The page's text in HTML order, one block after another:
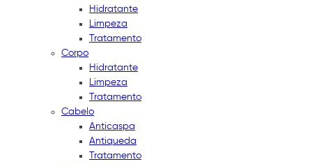
Hidratante
Limpeza
Tratamento
Corpo
Hidratante
Limpeza
Tratamento
Cabelo
Anticaspa
Antiqueda
Tratamento